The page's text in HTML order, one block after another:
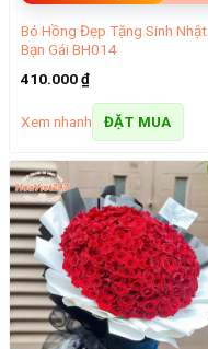
Bó Hồng Đẹp Tặng Sinh Nhật
Bạn Gái BH014
410.000₫
Xem nhanh ĐẶT MUA